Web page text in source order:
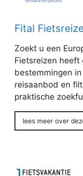
Fital
Zoekt u een
Fietsreizen heeft
bestemmingen
reisaanbod en
praktische
lees meer over